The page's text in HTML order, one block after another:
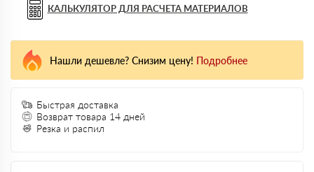
КАЛЬКУЛЯТОР ДЛЯ РАСЧЕТА МАТЕРИАЛОВ
Быстрая доставка
Возврат товара 14 дней
Резка и распил
Нашли дешевле? Снизим цену! Подробнее